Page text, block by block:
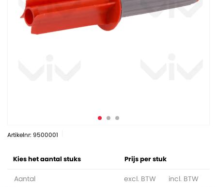
Artikelnr: 9500001
Kies het aantal stuks Prijs per stuk
Aantal excl. BTW incl. BTW